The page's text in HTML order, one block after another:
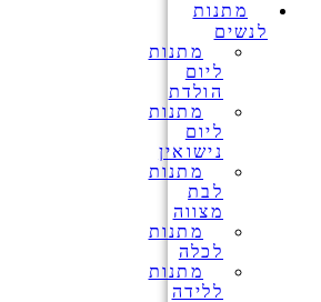
מתנות
לנשים
מתנות
ליום
הולדת
מתנות
ליום
נישואין
מתנות
לבת
מצווה
מתנות
לכלה
מתנות
ללידה